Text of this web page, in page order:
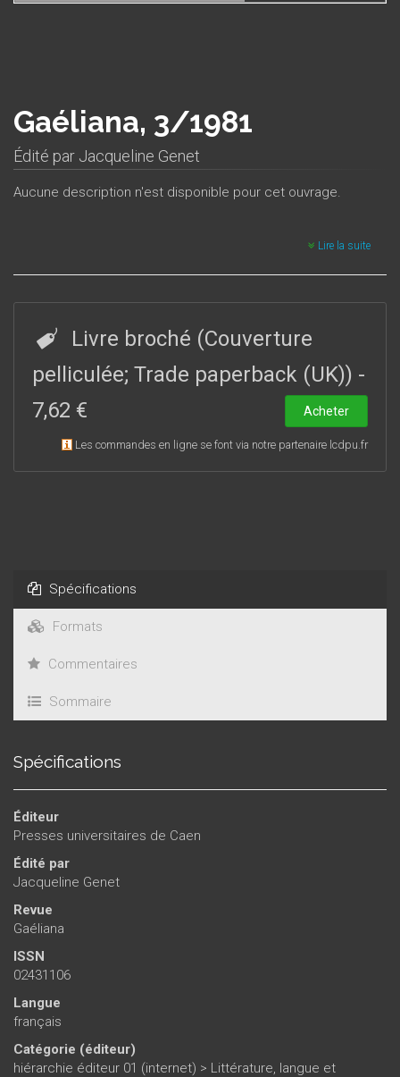
Gaéliana, 3/1981
Édité par Jacqueline Genet
Aucune description n'est disponible pour cet ouvrage.
Lire la suite
Livre broché (Couverture
pelliculée; Trade paperback (UK)) -
7,62 €
Acheter
Les commandes en ligne se font via notre partenaire lcdpu.fr
Spécifications
Formats
Commentaires
Sommaire
Spécifications
Éditeur
Presses universitaires de Caen
Édité par
Jacqueline Genet
Revue
Gaéliana
ISSN
02431106
Langue
français
Catégorie (éditeur)
hiérarchie éditeur 01 (internet) > Littérature, langue et